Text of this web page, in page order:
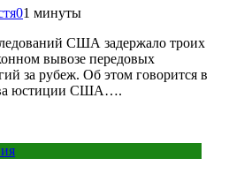
01 минуты
США задержало троих
вывозе передовых
за рубеж. Об этом говорится в
юстиции США….